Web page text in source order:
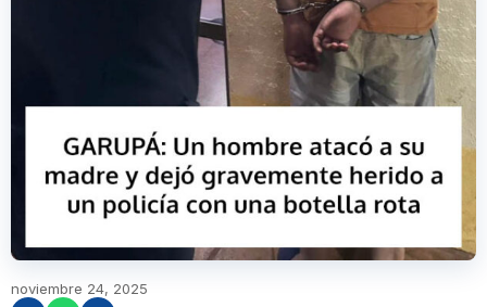
noviembre 24, 2025